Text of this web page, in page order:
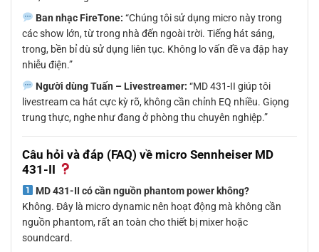
Ban nhạc FireTone: “Chúng tôi sử dụng micro này trong
các show lớn, từ trong nhà đến ngoài trời. Tiếng hát sáng,
trong, bền bỉ dù sử dụng liên tục. Không lo vấn đề va đập hay
nhiễu điện.”
Người dùng Tuấn – Livestreamer: “MD 431-II giúp tôi
livestream ca hát cực kỳ rõ, không cần chỉnh EQ nhiều. Giọng
trung thực, nghe như đang ở phòng thu chuyên nghiệp.”
Câu hỏi và đáp (FAQ) về micro Sennheiser MD
431-II
MD 431-II có cần nguồn phantom power không?
Không. Đây là micro dynamic nên hoạt động mà không cần
nguồn phantom, rất an toàn cho thiết bị mixer hoặc
soundcard.